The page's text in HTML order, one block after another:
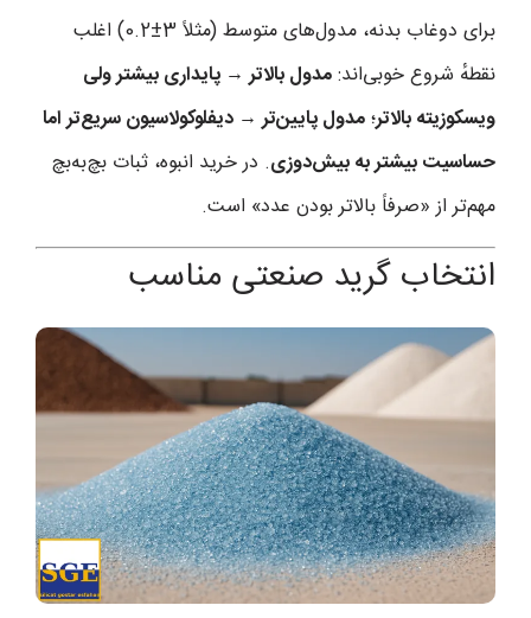
برای دوغاب بدنه، مدول‌های متوسط (مثلاً 3±0.2) اغلب
نقطهٔ شروع خوبی‌اند:مدول بالاتر → پایداری بیشتر ولی
ویسکوزیته بالاتر؛مدول پایین‌تر → دیفلوکولاسیون سریع‌تر اما
حساسیت بیشتر به بیش‌دوزی. در خرید انبوه، ثبات بچ‌به‌بچ
مهم‌تر از «صرفاً بالاتر بودن عدد» است.
انتخاب گرید صنعتی مناسب